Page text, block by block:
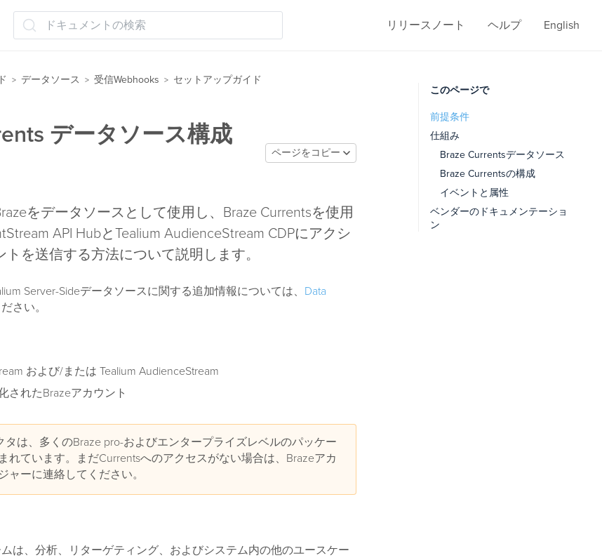
ドキュメントの検索 リリースノート ヘルプ English
> データソース > 受信Webhooks > セットアップガイド
データソース構成
ページをコピー
をデータソースとして使用し、Braze Currentsを使用
API HubとTealium AudienceStream CDPにアクシ
トを送信する方法について説明します。
Server-Sideデータソースに関する追加情報については、 Data
さい。
および/または Tealium AudienceStream
されたBrazeアカウント
タは、多くのBraze pro-およびエンタープライズレベルのパッケー
れています。まだCurrentsへのアクセスがない場合は、Brazeアカ
ャーに連絡してください。
は、分析、リターゲティング、およびシステム内の他のユースケー
このページで
前提条件
仕組み
Braze Currentsデータソース
Braze Currentsの構成
イベントと属性
ベンダーのドキュメンテーショ
ン